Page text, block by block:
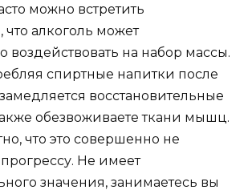
можно встретить
алкоголь может
воздействовать на набор массы.
спиртные напитки после
восстановительные
обезвоживаете ткани мышц.
что это совершенно не
прогрессу. Не имеет
значения, занимаетесь вы